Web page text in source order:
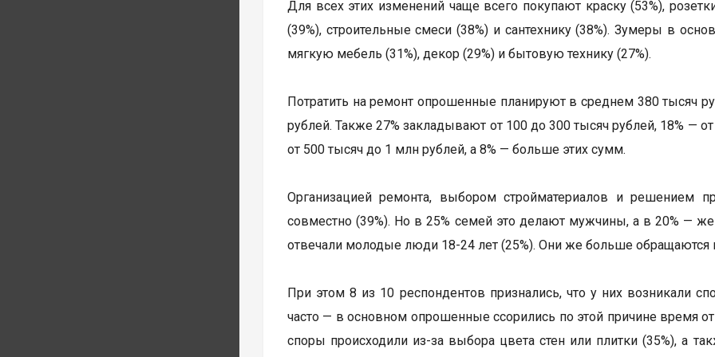
Для всех этих изменений чаще всего покупают краску (53%),
(39%), строительные смеси (38%) и сантехнику (38%). Зумеры в
мягкую мебель (31%), декор (29%) и бытовую технику (27%).
Потратить на ремонт опрошенные планируют в среднем 380 тысяч
рублей. Также 27% закладывают от 100 до 300 тысяч рублей, 18% —
от 500 тысяч до 1 млн рублей, а 8% — больше этих сумм.
Организацией ремонта, выбором стройматериалов и решением
совместно (39%). Но в 25% семей это делают мужчины, а в 20% —
отвечали молодые люди 18-24 лет (25%). Они же больше обращаются
При этом 8 из 10 респондентов признались, что у них возникали
часто — в основном опрошенные ссорились по этой причине время
споры происходили из-за выбора цвета стен или плитки (35%), а